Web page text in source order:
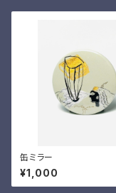
缶ミラー
¥1,000